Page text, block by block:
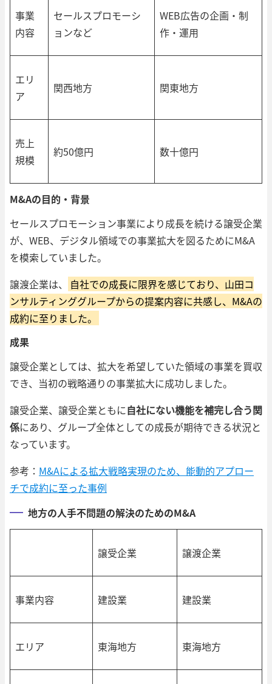
事業
内容
セールスプロモーシ
ョンなど
WEB広告の企画・制
作・運用
エリ
ア
関西地方 関東地方
売上
規模
約50億円 数十億円
M&Aの目的・背景
セールスプロモーション事業により成長を続ける譲受企業
が、WEB、デジタル領域での事業拡大を図るためにM&A
を模索していました。
譲渡企業は、
自社での成長に限界を感じており、山田コ
ンサルティンググループからの提案内容に共感し、M&Aの
成約に至りました。
成果
譲受企業としては、拡大を希望していた領域の事業を買収
でき、当初の戦略通りの事業拡大に成功しました。
譲受企業、譲受企業ともに自社にない機能を補完し合う関
係にあり、グループ全体としての成長が期待できる状況と
なっています。
参考： M&Aによる拡大戦略実現のため、能動的アプロー
チで成約に至った事例
地方の人手不問題の解決のためのM&A
譲受企業 譲渡企業
事業内容 建設業 建設業
エリア 東海地方 東海地方